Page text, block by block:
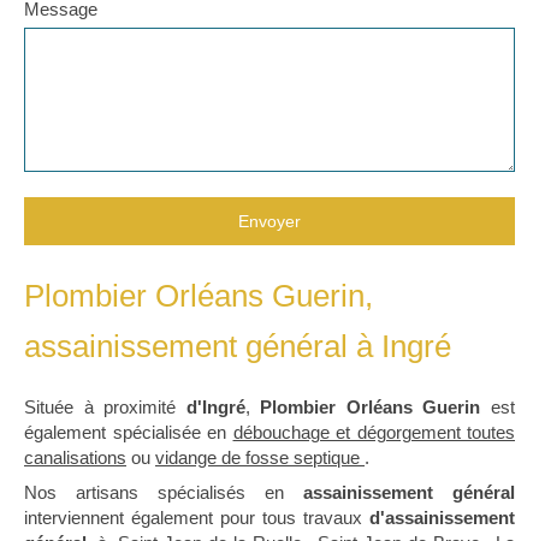
Message
Envoyer
Plombier Orléans Guerin,
assainissement général à Ingré
Située à proximité d'Ingré, Plombier Orléans Guerin est
également spécialisée en débouchage et dégorgement toutes
canalisations ou vidange de fosse septique .
Nos artisans spécialisés en assainissement général
interviennent également pour tous travaux d'assainissement